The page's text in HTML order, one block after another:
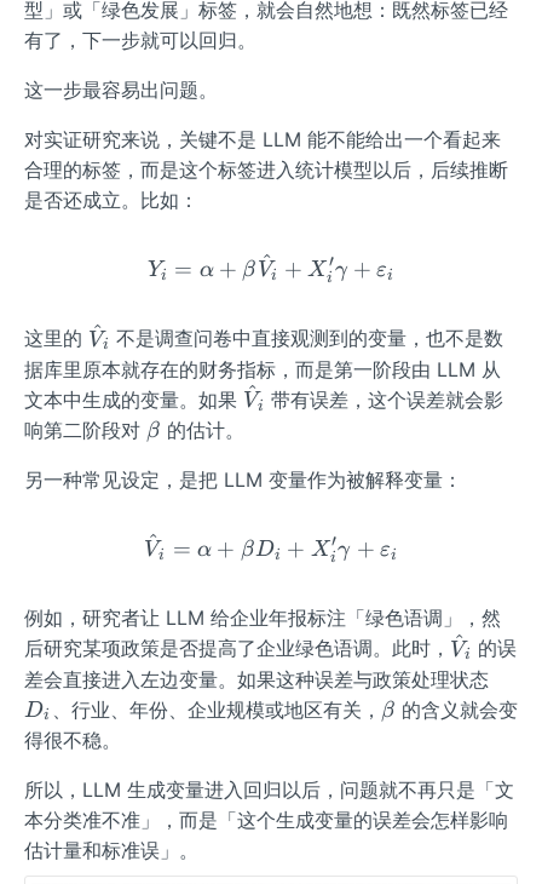
型」或「绿色发展」标签，就会自然地想：既然标签已经
有了，下一步就可以回归。
这一步最容易出问题。
对实证研究来说，关键不是 LLM 能不能给出一个看起来
合理的标签，而是这个标签进入统计模型以后，后续推断
是否还成立。比如：
Y_{i}=\alpha+\beta
Yi = α + β V
^i + Xi
′γ + εi
这里的 \ha
t
{V}
_
{i}
V
^i 不是调查问卷中直接观测到的变量，也不是数
据库里原本就存在的财务指标，而是第一阶段由 LLM 从
文本中生成的变量。如果 \ha
_
V
^i 带有误差，这个误差就会影
响第二阶段对 \b
a
β 的估计。
另一种常见设定，是把 LLM 变量作为被解释变量：
V
^i = α + βDi + Xi
′γ + εi
例如，研究者让 LLM 给企业年报标注「绿色语调」，然
后研究某项政策是否提高了企业绿色语调。此时， \ha
t
{V}
V
^i
的误
差会直接进入左边变量。如果这种误差与政策处理状态
{i}
Di 、行业、年份、企业规模或地区有关， \b
β 的含义就会变
得很不稳。
所以，LLM 生成变量进入回归以后，问题就不再只是「文
本分类准不准」，而是「这个生成变量的误差会怎样影响
估计量和标准误」。